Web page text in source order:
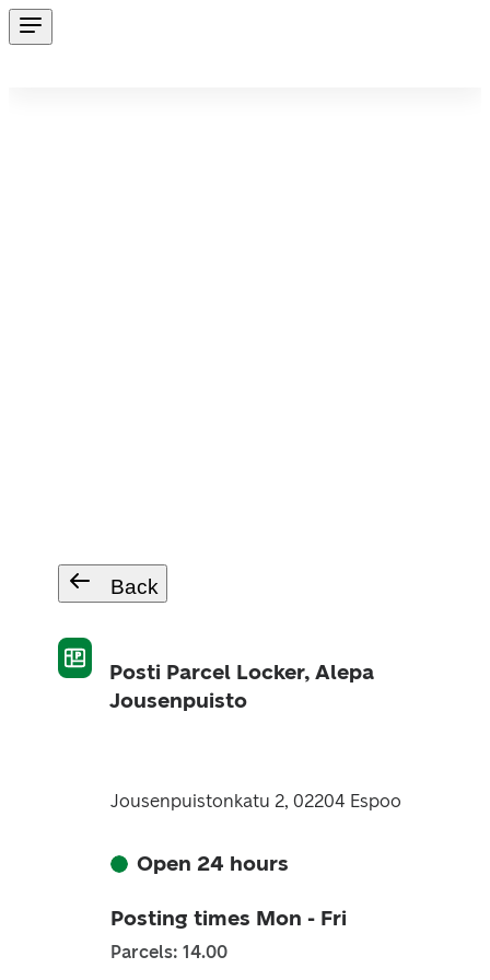
Back
Posti Parcel Locker, Alepa
Jousenpuisto
Jousenpuistonkatu 2, 02204 Espoo
Open 24 hours
Posting times Mon - Fri
Parcels: 14.00